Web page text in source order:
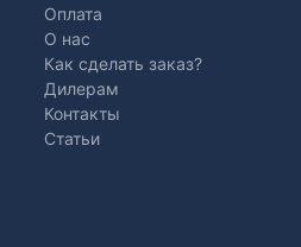
Оплата
О нас
Как сделать заказ?
Дилерам
Контакты
Статьи